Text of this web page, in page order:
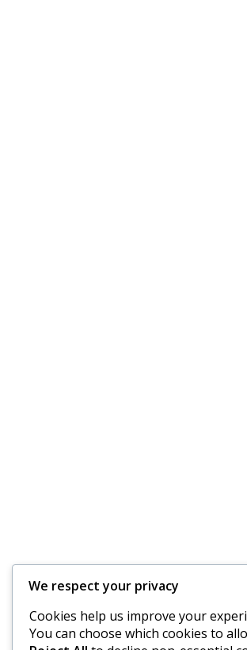
We respect your privacy
Cookies help us improve your
You can choose which cookies to